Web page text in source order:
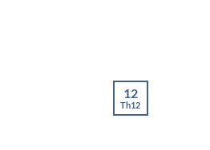
12
Th12